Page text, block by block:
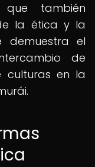
que también
la ética y la
demuestra el
de
culturas en la